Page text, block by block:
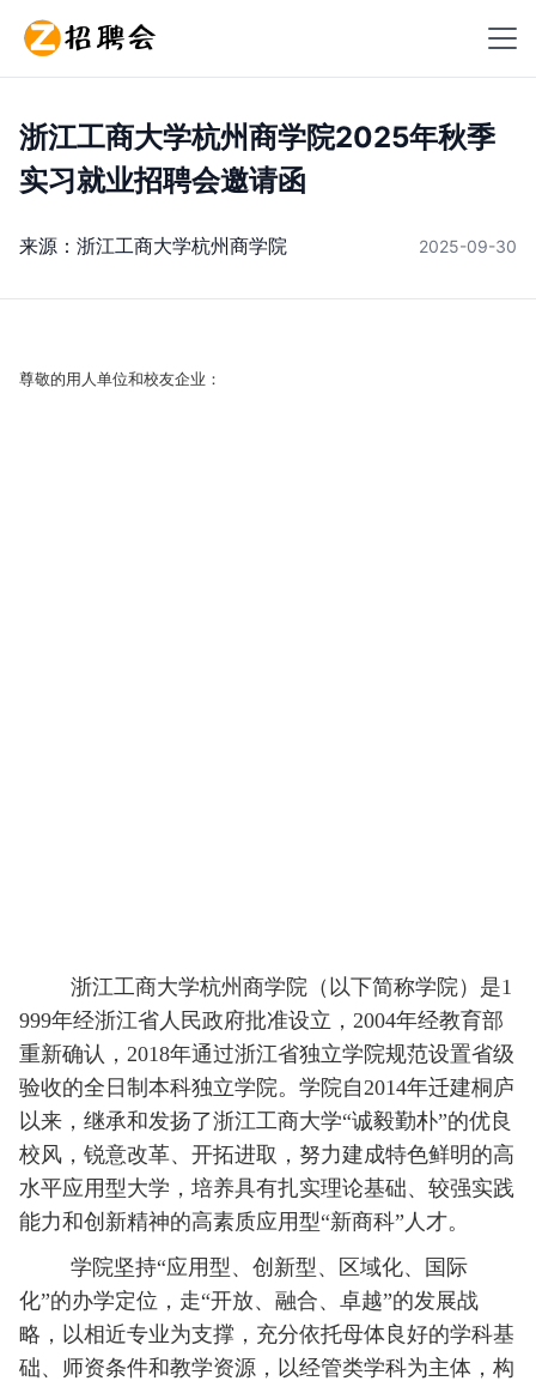
浙江工商大学杭州商学院2025年秋季
实习就业招聘会邀请函 ​
来源： 浙江工商大学杭州商学院 2025-09-30
尊敬的用人单位和校友企业：
浙江工商大学杭州商学院（以下简称学院）是1
999年经浙江省人民政府批准设立，2004年经教育部
重新确认，2018年通过浙江省独立学院规范设置省级
验收的全日制本科独立学院。学院自2014年迁建桐庐
以来，继承和发扬了浙江工商大学“诚毅勤朴”的优良
校风，锐意改革、开拓进取，努力建成特色鲜明的高
水平应用型大学，培养具有扎实理论基础、较强实践
能力和创新精神的高素质应用型“新商科”人才。
学院坚持“应用型、创新型、区域化、国际
化”的办学定位，走“开放、融合、卓越”的发展战
略，以相近专业为支撑，充分依托母体良好的学科基
础、师资条件和教学资源，以经管类学科为主体，构